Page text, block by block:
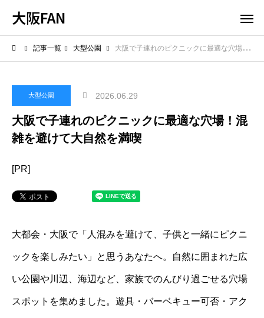
大阪FAN
記事一覧 大型公園 大阪で子連れのピクニックに最適な穴場！混雑を避けて大自然を満喫
大型公園 2026.06.29
大阪で子連れのピクニックに最適な穴場！混
雑を避けて大自然を満喫
[PR]
大都会・大阪で「人混みを避けて、子供と一緒にピクニ
ックを楽しみたい」と思うあなたへ。自然に囲まれた広
い公園や川辺、海辺など、家族でのんびり過ごせる穴場
スポットを集めました。遊具・バーベキュー可否・アク